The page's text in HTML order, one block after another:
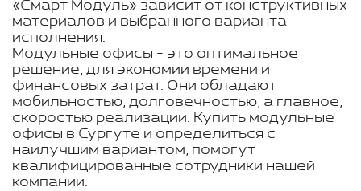
«Смарт Модуль» зависит от конструктивных
материалов и выбранного варианта
исполнения.
Модульные офисы - это оптимальное
решение, для экономии времени и
финансовых затрат. Они обладают
мобильностью, долговечностью, а главное,
скоростью реализации. Купить модульные
офисы в Сургуте и определиться с
наилучшим вариантом, помогут
квалифицированные сотрудники нашей
компании.